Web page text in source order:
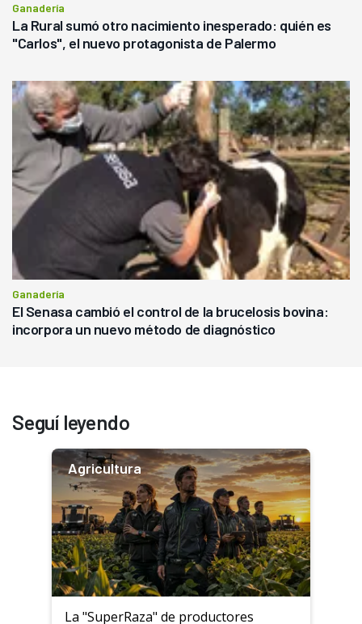
Ganadería
La Rural sumó otro nacimiento inesperado: quién es
"Carlos", el nuevo protagonista de Palermo
Ganadería
El Senasa cambió el control de la brucelosis bovina:
incorpora un nuevo método de diagnóstico
Seguí leyendo
Agricultura
La "SuperRaza" de productores